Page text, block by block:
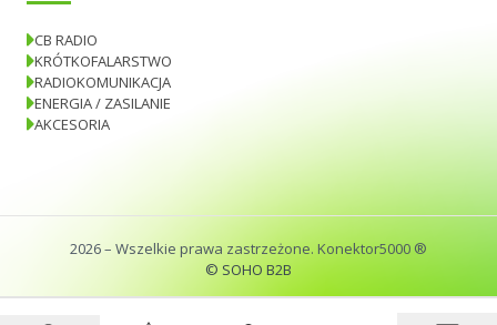
CB RADIO
KRÓTKOFALARSTWO
RADIOKOMUNIKACJA
ENERGIA / ZASILANIE
AKCESORIA
2026– Wszelkie prawa zastrzeżone. Konektor5000 ®
© SOHO B2B